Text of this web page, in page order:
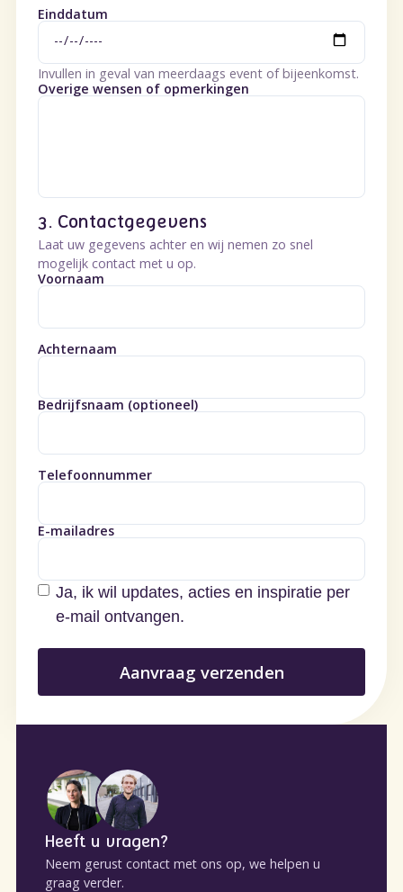
Einddatum
Invullen in geval van meerdaags event of bijeenkomst.
Overige wensen of opmerkingen
3. Contactgegevens
Laat uw gegevens achter en wij nemen zo snel
mogelijk contact met u op.
Voornaam
Achternaam
Bedrijfsnaam (optioneel)
Telefoonnummer
E-mailadres
Ja, ik wil updates, acties en inspiratie per
e-mail ontvangen.
Heeft u vragen?
Neem gerust contact met ons op, we helpen u
graag verder.